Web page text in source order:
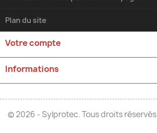
Plan du site
Votre compte
Informations
© 2026 - Sylprotec. Tous droits réservés